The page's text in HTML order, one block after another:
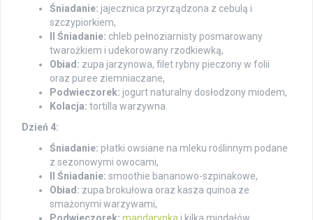
Śniadanie: jajecznica przyrządzona z cebulą i
szczypiorkiem,
II Śniadanie: chleb pełnoziarnisty posmarowany
twarożkiem i udekorowany rzodkiewką,
Obiad: zupa jarzynowa, filet rybny pieczony w folii
oraz puree ziemniaczane,
Podwieczorek: jogurt naturalny dosłodzony miodem,
Kolacja: tortilla warzywna.
Dzień 4:
Śniadanie: płatki owsiane na mleku roślinnym podane
z sezonowymi owocami,
II Śniadanie: smoothie bananowo-szpinakowe,
Obiad: zupa brokułowa oraz kasza quinoa ze
smażonymi warzywami,